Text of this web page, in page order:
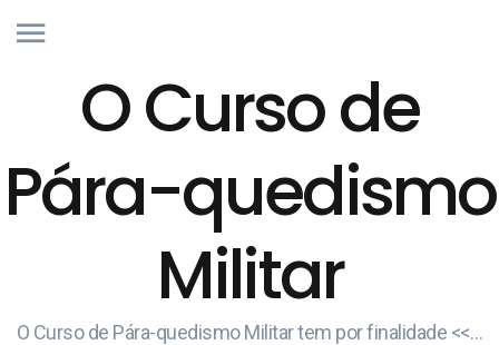
O Curso de
Pára-quedismo
Militar
O Curso de Pára-quedismo Militar tem por finalidade <<…